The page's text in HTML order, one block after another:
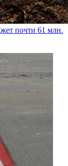
почти 61 млн.